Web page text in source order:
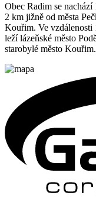
Obec Radim se
2 km jižně od města
Kouřim. Ve vzdálenosti
leží lázeňské město
starobylé město